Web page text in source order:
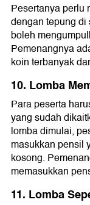
Pesertanya perlu
dengan tepung
boleh
Pemenangnya
koin terbanyak
10. Lomba
Para peserta
yang sudah
lomba dimulai,
masukkan pensil
kosong.
memasukkan
11. Lomba